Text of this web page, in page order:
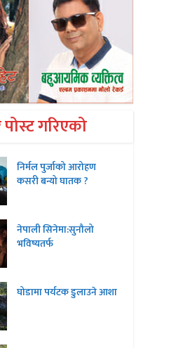
गरिएको
निर्मल पुर्जाको आरोहण
कसरी बन्यो घातक ?
नेपाली सिनेमा:सुनौलो
भविष्यतर्फ
घोडामा पर्यटक डुलाउने आशा